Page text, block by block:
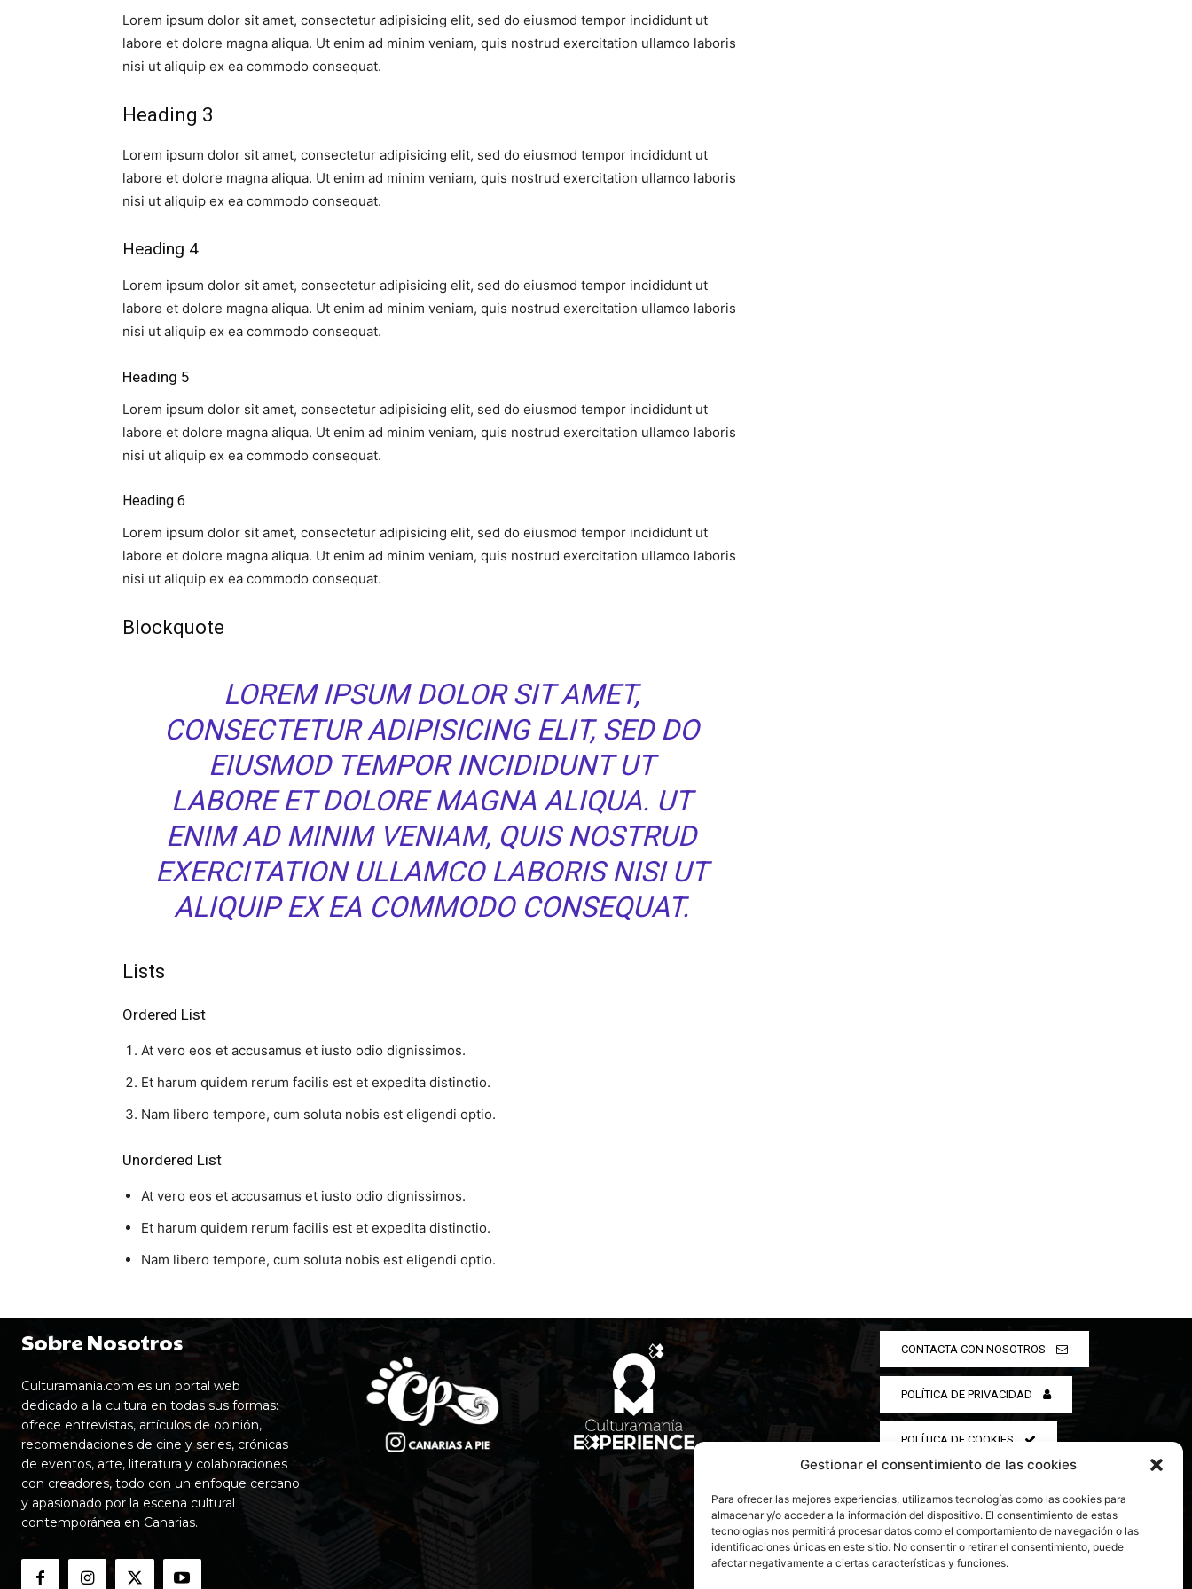
Gestionar el consentimiento de las cookies
Para ofrecer las mejores experiencias, utilizamos tecnologías como las cookies para
almacenar y/o acceder a la información del dispositivo. El consentimiento de estas
tecnologías nos permitirá procesar datos como el comportamiento de navegación o las
identificaciones únicas en este sitio. No consentir o retirar el consentimiento, puede
afectar negativamente a ciertas características y funciones.
Lorem ipsum dolor sit amet, consectetur adipisicing elit, sed do eiusmod tempor incididunt ut
labore et dolore magna aliqua. Ut enim ad minim veniam, quis nostrud exercitation ullamco laboris
nisi ut aliquip ex ea commodo consequat.
Heading 3
Lorem ipsum dolor sit amet, consectetur adipisicing elit, sed do eiusmod tempor incididunt ut
labore et dolore magna aliqua. Ut enim ad minim veniam, quis nostrud exercitation ullamco laboris
nisi ut aliquip ex ea commodo consequat.
Heading 4
Lorem ipsum dolor sit amet, consectetur adipisicing elit, sed do eiusmod tempor incididunt ut
labore et dolore magna aliqua. Ut enim ad minim veniam, quis nostrud exercitation ullamco laboris
nisi ut aliquip ex ea commodo consequat.
Heading 5
Lorem ipsum dolor sit amet, consectetur adipisicing elit, sed do eiusmod tempor incididunt ut
labore et dolore magna aliqua. Ut enim ad minim veniam, quis nostrud exercitation ullamco laboris
nisi ut aliquip ex ea commodo consequat.
Heading 6
Lorem ipsum dolor sit amet, consectetur adipisicing elit, sed do eiusmod tempor incididunt ut
labore et dolore magna aliqua. Ut enim ad minim veniam, quis nostrud exercitation ullamco laboris
nisi ut aliquip ex ea commodo consequat.
Blockquote
LOREM IPSUM DOLOR SIT AMET,
CONSECTETUR ADIPISICING ELIT, SED DO
EIUSMOD TEMPOR INCIDIDUNT UT
LABORE ET DOLORE MAGNA ALIQUA. UT
ENIM AD MINIM VENIAM, QUIS NOSTRUD
EXERCITATION ULLAMCO LABORIS NISI UT
ALIQUIP EX EA COMMODO CONSEQUAT.
Lists
Ordered List
At vero eos et accusamus et iusto odio dignissimos.
Et harum quidem rerum facilis est et expedita distinctio.
Nam libero tempore, cum soluta nobis est eligendi optio.
Unordered List
At vero eos et accusamus et iusto odio dignissimos.
Et harum quidem rerum facilis est et expedita distinctio.
Nam libero tempore, cum soluta nobis est eligendi optio.
Sobre Nosotros
Culturamania.com es un portal web
dedicado a la cultura en todas sus formas:
ofrece entrevistas, artículos de opinión,
recomendaciones de cine y series, crónicas
de eventos, arte, literatura y colaboraciones
con creadores, todo con un enfoque cercano
y apasionado por la escena cultural
contemporánea en Canarias.
CONTACTA CON NOSOTROS
POLÍTICA DE PRIVACIDAD
POLÍTICA DE COOKIES